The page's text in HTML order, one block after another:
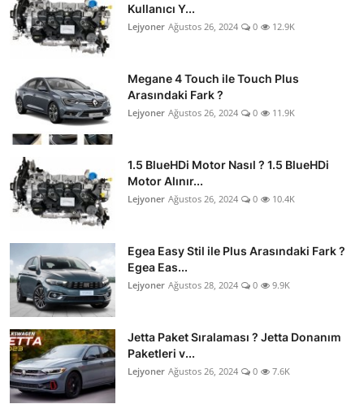
Kullanıcı Y...
Lejyoner Ağustos 26, 2024 0 12.9K
Megane 4 Touch ile Touch Plus
Arasındaki Fark ?
Lejyoner Ağustos 26, 2024 0 11.9K
1.5 BlueHDi Motor Nasıl ? 1.5 BlueHDi
Motor Alınır...
Lejyoner Ağustos 26, 2024 0 10.4K
Egea Easy Stil ile Plus Arasındaki Fark ?
Egea Eas...
Lejyoner Ağustos 28, 2024 0 9.9K
Jetta Paket Sıralaması ? Jetta Donanım
Paketleri v...
Lejyoner Ağustos 26, 2024 0 7.6K